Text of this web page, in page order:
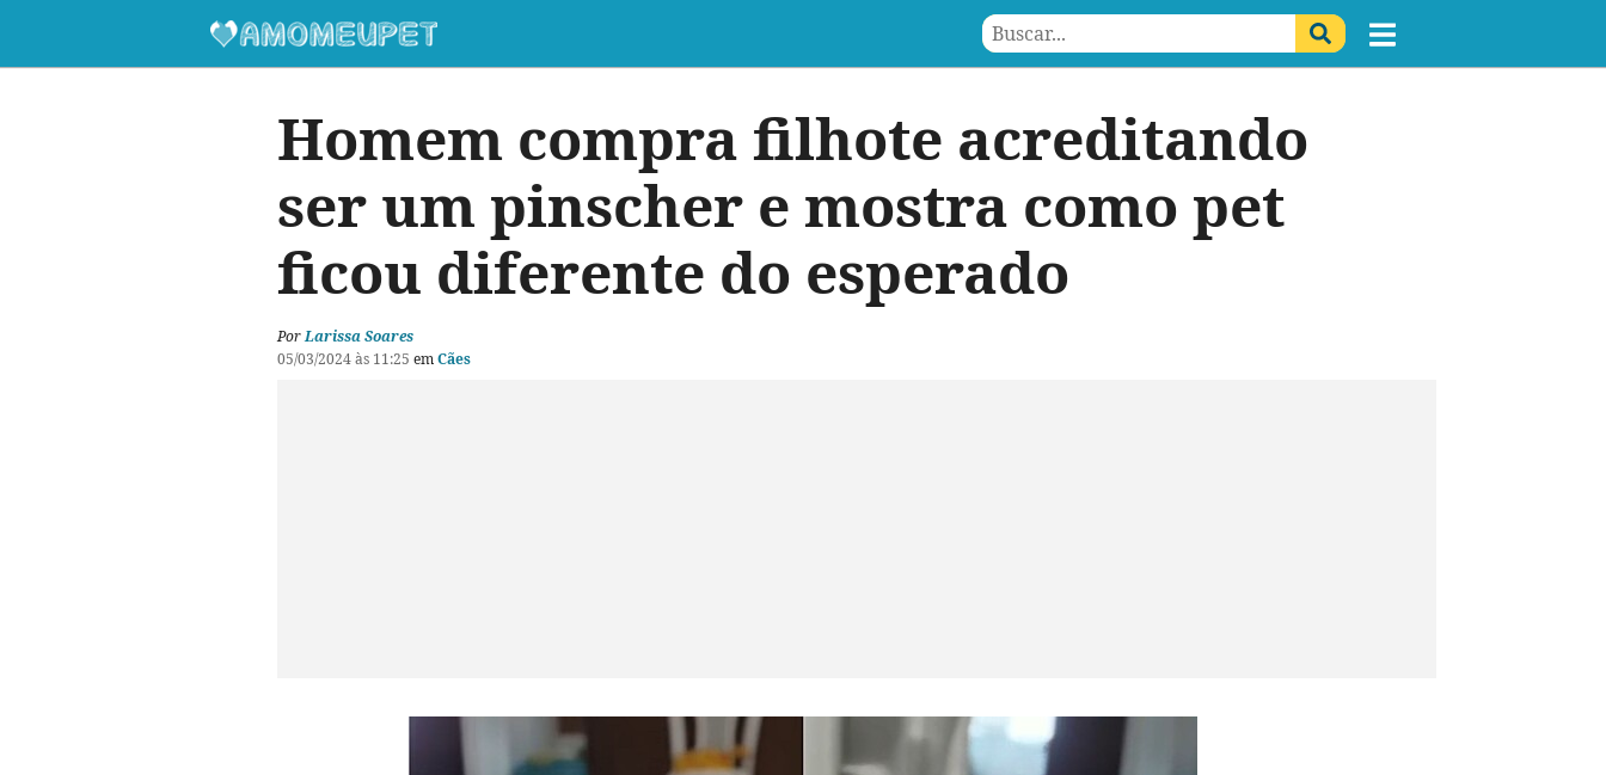
Homem compra filhote acreditando
ser um pinscher e mostra como pet
ficou diferente do esperado
PorLarissa Soares
05/03/2024 às 11:25 emCães